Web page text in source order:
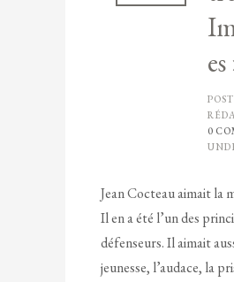
0
Jean Cocteau aimait la
Il en a été l’un des
défenseurs. Il aimait
jeunesse, l’audace, la